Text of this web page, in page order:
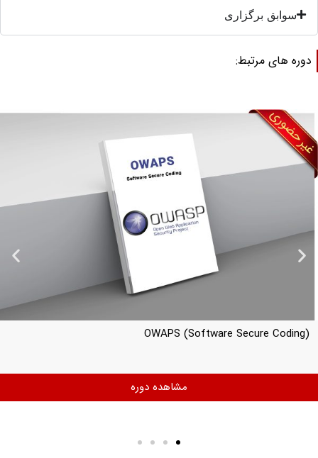
سوابق برگزاری
های مرتبط:
OWAPS (Software Secure Coding)
مشاهده دوره